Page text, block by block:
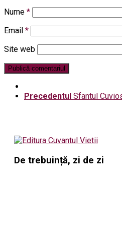
Nume *
Email *
Site web
Precedentul Sfantul
De trebuință, zi de zi